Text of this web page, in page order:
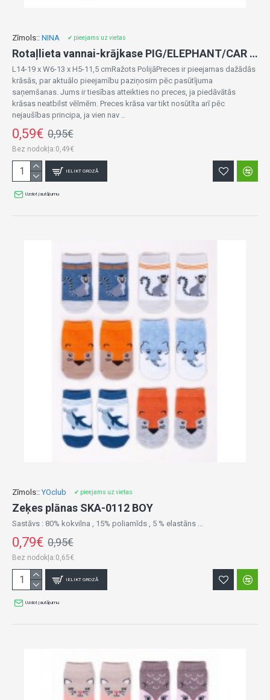
Zīmols:: NINA ✔ pieejams uz vietas
Rotaļlieta vannai-krājkase PIG/ELEPHANT/CAR 00123
L14-19 x W6-13 x H5-11,5 cmRažots PolijāPreces ir pieejamas dažādās
krāsās, par aktuālo pieejamību paziņosim pēc pasūtījuma
saņemšanas. Jums ir tiesības atteikties no preces, ja piedāvātās
krāsas neatbilst vēlmēm. Preces krāsa var tikt nosūtīta arī pēc
nejaušības principa, ja vien nav ..
0,59€ 0,95€
Bez nodokļa:0,49€
IELIKT GROZĀ
Uzdot jautājumu
Zīmols:: YOclub ✔ pieejams uz vietas
Zeķes plānas SKA-0112 BOY
Sastāvs : 80% kokvilna , 15% poliamīds , 5 % elastāns ...
0,79€ 0,95€
Bez nodokļa:0,65€
IELIKT GROZĀ
Uzdot jautājumu